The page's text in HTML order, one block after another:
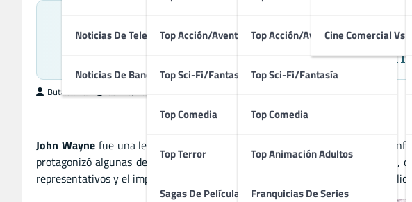
Noticias De Televisión
Noticias De Bandas Sonoras
Top Acción/Aventura
Top Sci-Fi/Fantasía
Top Comedia
Top Terror
Sagas De Películas
Top Acción/Aventura
Top Sci-Fi/Fantasía
Top Comedia
Top Animación Adultos
Franquicias De Series
Cine Comercial Vs
Leyenda del
ButacaMax
John Waynefue una leyenda del cine estadounidense, conocido por su
protagonizó algunas de las películas más influyentes de la historia del cine,
representativos y el impacto duradero que tuvo en el cine del siglo XX,